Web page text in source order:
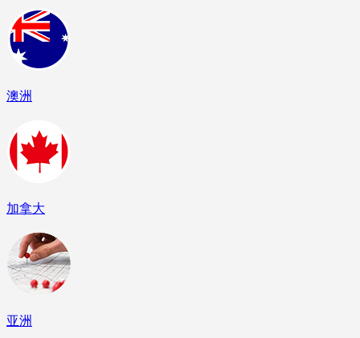
澳洲
加拿大
亚洲